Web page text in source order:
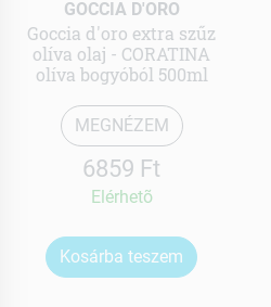
GOCCIA D'ORO
Goccia d'oro extra szűz
olíva olaj - CORATINA
olíva bogyóból 500ml
MEGNÉZEM
6859 Ft
Elérhetõ
Kosárba teszem